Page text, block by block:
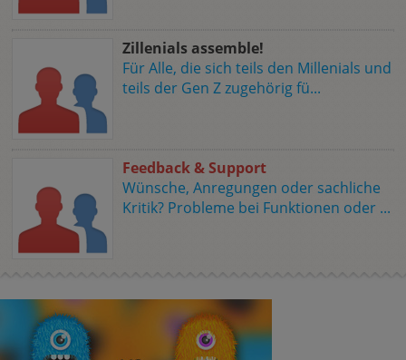
Zillenials assemble!
Für Alle, die sich teils den Millenials und
teils der Gen Z zugehörig fü...
Feedback & Support
Wünsche, Anregungen oder sachliche
Kritik? Probleme bei Funktionen oder ...